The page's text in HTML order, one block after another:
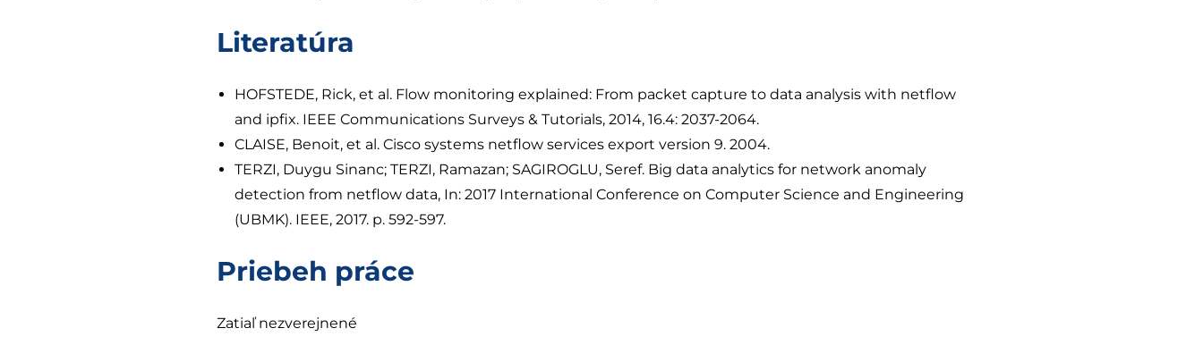
Literatúra
HOFSTEDE, Rick, et al. Flow monitoring explained: From packet capture to data analysis with netflow
and ipfix. IEEE Communications Surveys & Tutorials, 2014, 16.4: 2037-2064.
CLAISE, Benoit, et al. Cisco systems netflow services export version 9. 2004.
TERZI, Duygu Sinanc; TERZI, Ramazan; SAGIROGLU, Seref. Big data analytics for network anomaly
detection from netflow data, In: 2017 International Conference on Computer Science and Engineering
(UBMK). IEEE, 2017. p. 592-597.
Priebeh práce
Zatiaľ nezverejnené